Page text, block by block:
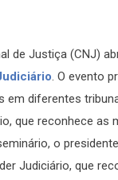
de Justiça (CNJ)
. O evento
em diferentes
que reconhece
o
Judiciário, que